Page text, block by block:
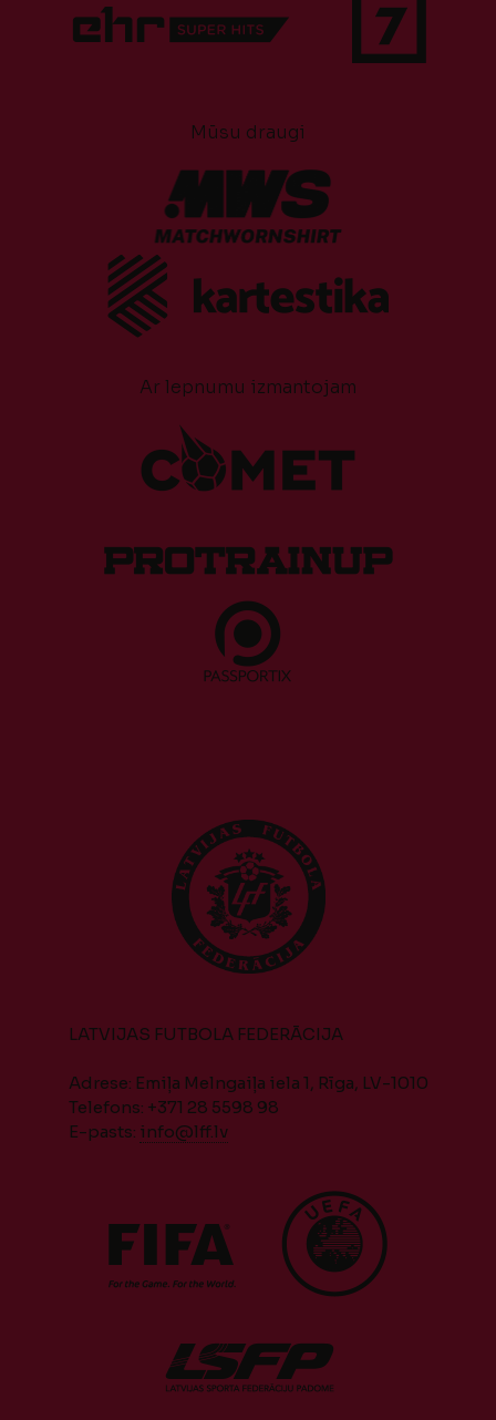
Mūsu draugi
Ar lepnumu izmantojam
LATVIJAS FUTBOLA FEDERĀCIJA
Adrese: Emiļa Melngaiļa iela 1, Rīga, LV-1010
Telefons: +371 28 5598 98
E-pasts: info@lff.lv